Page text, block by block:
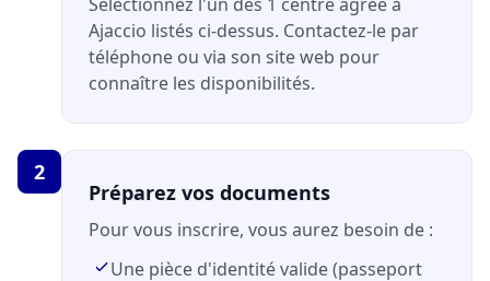
Ajaccio listés ci-dessus. Contactez-le par
téléphone ou via son site web pour
connaître les disponibilités.
2
Préparez vos documents
Pour vous inscrire, vous aurez besoin de :
Une pièce d'identité valide (passeport